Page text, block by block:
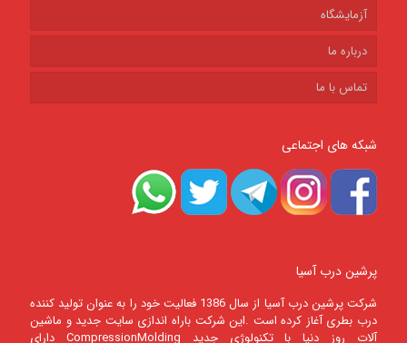
آزمایشگاه
درباره ما
تماس با ما
شبکه های اجتماعی
پرشین درب آسیا
شرکت پرشين درب آسيا از سال 1386 فعالیت خود را به عنوان تولید کننده
درب بطری آغاز کرده است .این شرکت باراه اندازی سایت جدید و ماشین
آلات روز دنیا با تکنولوژی جدید CompressionMolding دارای